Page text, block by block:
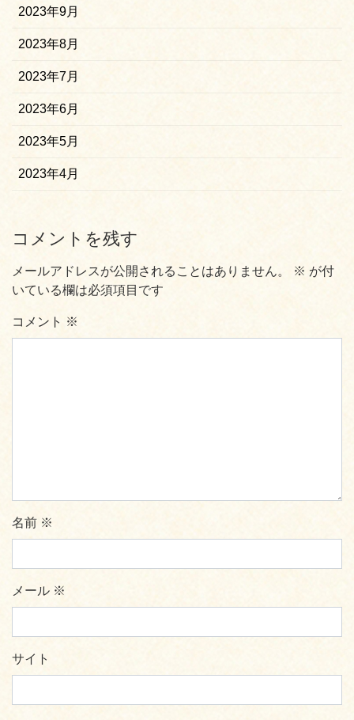
2023年9月
2023年8月
2023年7月
2023年6月
2023年5月
2023年4月
コメントを残す
メールアドレスが公開されることはありません。 ※ が付
いている欄は必須項目です
コメント ※
名前 ※
メール ※
サイト